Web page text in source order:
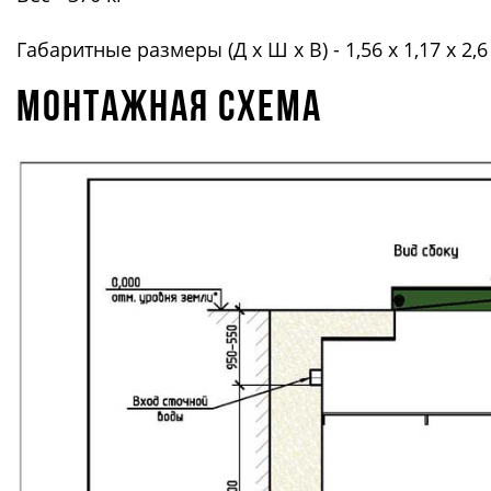
Габаритные размеры (Д х Ш х В) - 1,56 х 1,17 х
Монтажная схема